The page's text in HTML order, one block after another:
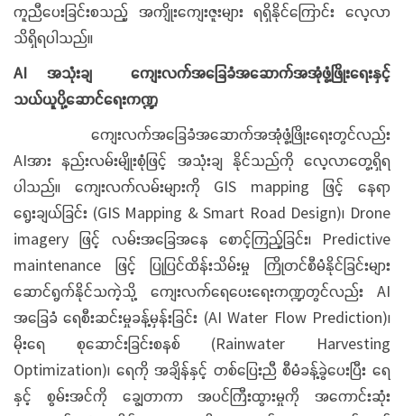
ကူညီပေးခြင်းစသည့် အကျိုးကျေးဇူးများ ရရှိနိုင်ကြောင်း လေ့လာ
သိရှိရပါသည်။
AI အသုံးချ ကျေးလက်အခြေခံအဆောက်အအုံဖွံ့ဖြိုးရေးနှင့်
သယ်ယူပို့ဆောင်ရေးကဏ္ဍ
ကျေးလက်အခြေခံအဆောက်အအုံဖွံ့ဖြိုးရေးတွင်လည်း
AIအား နည်းလမ်းမျိုးစုံဖြင့် အသုံးချ နိုင်သည်ကို လေ့လာတွေ့ရှိရ
ပါသည်။ ကျေးလက်လမ်းများကို GIS mapping ဖြင့် နေရာ
ရွေးချယ်ခြင်း (GIS Mapping & Smart Road Design)၊ Drone
imagery ဖြင့် လမ်းအခြေအနေ စောင့်ကြည့်ခြင်း၊ Predictive
maintenance ဖြင့် ပြုပြင်ထိန်းသိမ်းမှု ကြိုတင်စီမံနိုင်ခြင်းများ
ဆောင်ရွက်နိုင်သကဲ့သို့ ကျေးလက်ရေပေးရေးကဏ္ဍတွင်လည်း AI
အခြေခံ ရေစီးဆင်းမှုခန့်မှန်းခြင်း (AI Water Flow Prediction)၊
မိုးရေ စုဆောင်းခြင်းစနစ် (Rainwater Harvesting
Optimization)၊ ရေကို အချိန်နှင့် တစ်ပြေးညီ စီမံခန့်ခွဲပေးပြီး ရေ
နှင့် စွမ်းအင်ကို ချွေတာကာ အပင်ကြီးထွားမှုကို အကောင်းဆုံး